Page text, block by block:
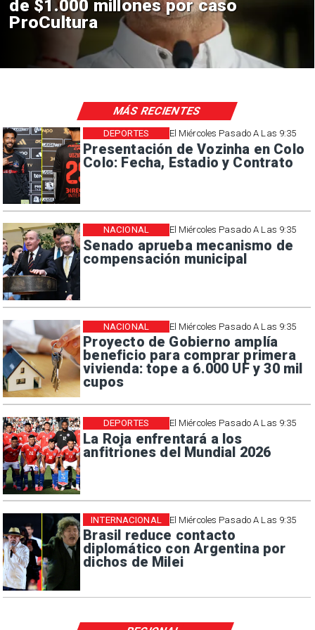
construcción de Andes Norte
en El Teniente por riesgos
sísmicos
El Miércoles Pasado A Las 9:35
Presentación de Vozinha en Colo
Colo: Fecha, Estadio y Contrato
DEPORTES
El Miércoles Pasado A Las 9:35
Senado aprueba mecanismo de
compensación municipal
NACIONAL
El Miércoles Pasado A Las 9:35
Proyecto de Gobierno amplía
beneficio para comprar primera
vivienda: tope a 6.000 UF y 30 mil
cupos
NACIONAL
El Miércoles Pasado A Las 9:35
La Roja enfrentará a los
anfitriones del Mundial 2026
DEPORTES
El Miércoles Pasado A Las 9:35
Brasil reduce contacto
diplomático con Argentina por
dichos de Milei
INTERNACIONAL
MÁS RECIENTES